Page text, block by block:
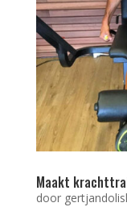
Maakt
door